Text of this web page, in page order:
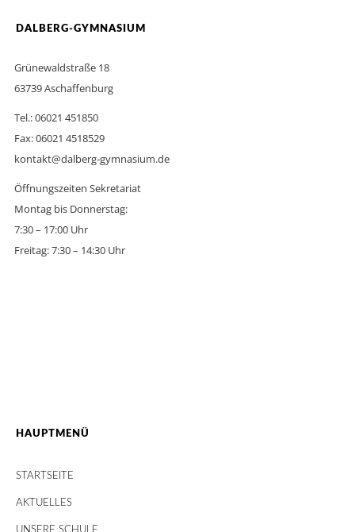
DALBERG-GYMNASIUM
Grünewaldstraße 18
63739 Aschaffenburg
Tel.: 06021 451850
Fax: 06021 4518529
kontakt@dalberg-gymnasium.de
Öffnungszeiten Sekretariat
Montag bis Donnerstag:
7:30 – 17:00 Uhr
Freitag: 7:30 – 14:30 Uhr
HAUPTMENÜ
STARTSEITE
AKTUELLES